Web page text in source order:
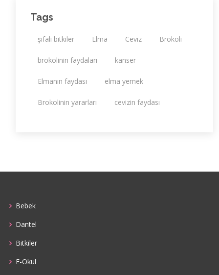
Tags
şifalı bitkiler Elma Ceviz Brokoli
brokolinin faydaları kanser
Elmanın faydası elma yemek
Brokolinin yararları cevizin faydası
Bebek
Dantel
Bitkiler
E-Okul